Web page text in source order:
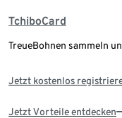
TchiboCard
TreueBohnen sammeln
Jetzt kostenlos
Jetzt Vorteile entdecken